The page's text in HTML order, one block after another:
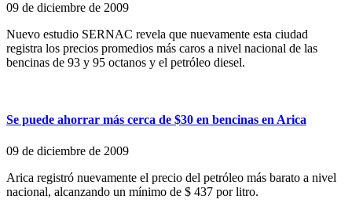
09 de diciembre de 2009
Nuevo estudio SERNAC revela que nuevamente esta ciudad
registra los precios promedios más caros a nivel nacional de las
bencinas de 93 y 95 octanos y el petróleo diesel.
Se puede ahorrar más cerca de $30 en bencinas en Arica
09 de diciembre de 2009
Arica registró nuevamente el precio del petróleo más barato a nivel
nacional, alcanzando un mínimo de $ 437 por litro.